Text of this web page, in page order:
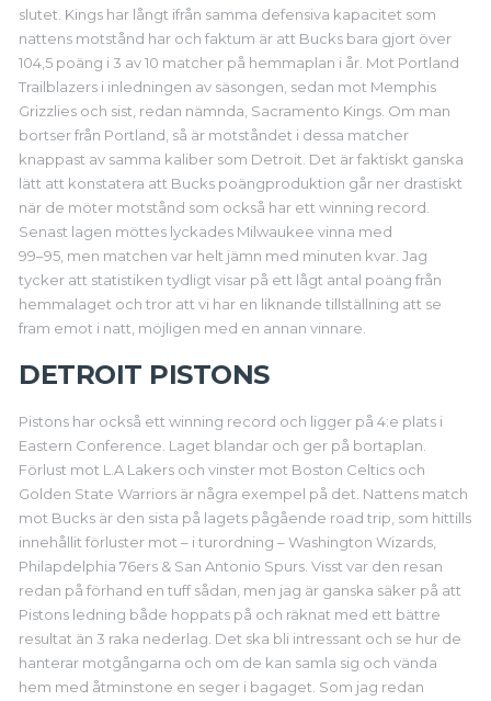
slutet. Kings har långt ifrån samma defensiva kapacitet som
nattens motstånd har och faktum är att Bucks bara gjort över
104,5 poäng i 3 av 10 matcher på hemmaplan i år. Mot Portland
Trailblazers i inledningen av säsongen, sedan mot Memphis
Grizzlies och sist, redan nämnda, Sacramento Kings. Om man
bortser från Portland, så är motståndet i dessa matcher
knappast av samma kaliber som Detroit. Det är faktiskt ganska
lätt att konstatera att Bucks poängproduktion går ner drastiskt
när de möter motstånd som också har ett winning record.
Senast lagen möttes lyckades Milwaukee vinna med
99–95, men matchen var helt jämn med minuten kvar. Jag
tycker att statistiken tydligt visar på ett lågt antal poäng från
hemmalaget och tror att vi har en liknande tillställning att se
fram emot i natt, möjligen med en annan vinnare.
DETROIT PISTONS
Pistons har också ett winning record och ligger på 4:e plats i
Eastern Conference. Laget blandar och ger på bortaplan.
Förlust mot L.A Lakers och vinster mot Boston Celtics och
Golden State Warriors är några exempel på det. Nattens match
mot Bucks är den sista på lagets pågående road trip, som hittills
innehållit förluster mot – i turordning – Washington Wizards,
Philapdelphia 76ers & San Antonio Spurs. Visst var den resan
redan på förhand en tuff sådan, men jag är ganska säker på att
Pistons ledning både hoppats på och räknat med ett bättre
resultat än 3 raka nederlag. Det ska bli intressant och se hur de
hanterar motgångarna och om de kan samla sig och vända
hem med åtminstone en seger i bagaget. Som jag redan